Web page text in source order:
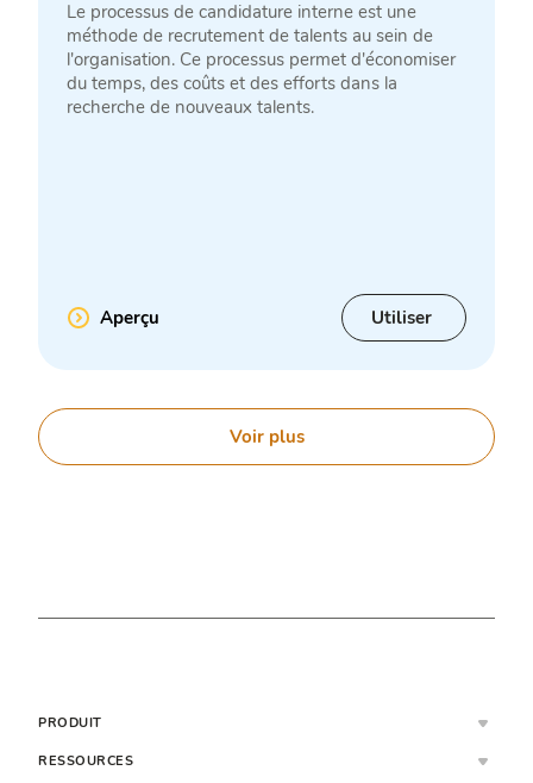
Le processus de candidature interne est une
méthode de recrutement de talents au sein de
l'organisation. Ce processus permet d'économiser
du temps, des coûts et des efforts dans la
recherche de nouveaux talents.
Aperçu Utiliser
Voir plus
PRODUIT
RESSOURCES